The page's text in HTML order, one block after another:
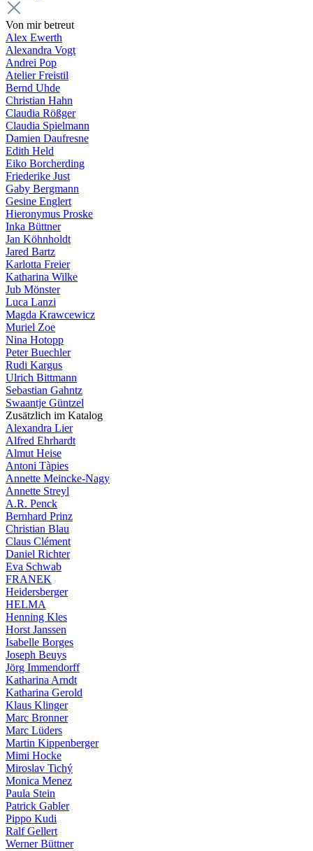
Von mir betreut
Alex Ewerth
Alexandra Vogt
Andrei Pop
Atelier Freistil
Bernd Uhde
Christian Hahn
Claudia Rößger
Claudia Spielmann
Damien Daufresne
Edith Held
Eiko Borcherding
Friederike Just
Gaby Bergmann
Gesine Englert
Hieronymus Proske
Inka Büttner
Jan Köhnholdt
Jared Bartz
Karlotta Freier
Katharina Wilke
Jub Mönster
Luca Lanzi
Magda Krawcewicz
Muriel Zoe
Nina Hotopp
Peter Buechler
Rudi Kargus
Ulrich Bittmann
Sebastian Gahntz
Swaantje Güntzel
Zusätzlich im Katalog
Alexandra Lier
Alfred Ehrhardt
Almut Heise
Antoni Tàpies
Annette Meincke-Nagy
Annette Streyl
A.R. Penck
Bernhard Prinz
Christian Blau
Claus Clément
Daniel Richter
Eva Schwab
FRANEK
Heidersberger
HELMA
Henning Kles
Horst Janssen
Isabelle Borges
Joseph Beuys
Jörg Immendorff
Katharina Arndt
Katharina Gerold
Klaus Klinger
Marc Bronner
Marc Lüders
Martin Kippenberger
Mimi Hocke
Miroslav Tichý
Monica Menez
Paula Stein
Patrick Gabler
Pippo Kudi
Ralf Gellert
Werner Büttner